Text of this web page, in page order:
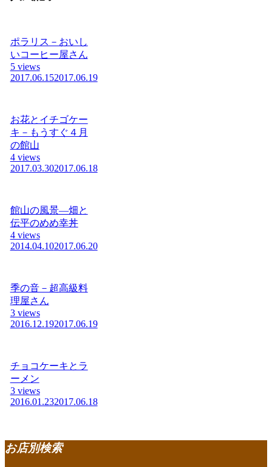
ポラリス－おいし
いコーヒー屋さん
5 views
2017.06.152017.06.19
お花とイチゴケー
キ－もうすぐ４月
の館山
4 views
2017.03.302017.06.18
館山の風景―畑と
伝平のめめ幸丼
4 views
2014.04.102017.06.20
季の音－超高級料
理屋さん
3 views
2016.12.192017.06.19
チョコケーキとラ
ーメン
3 views
2016.01.232017.06.18
お店別検索